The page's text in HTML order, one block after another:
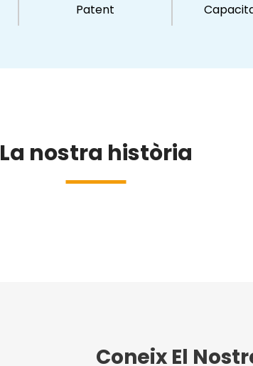
Patent
La nostra història
Coneix El